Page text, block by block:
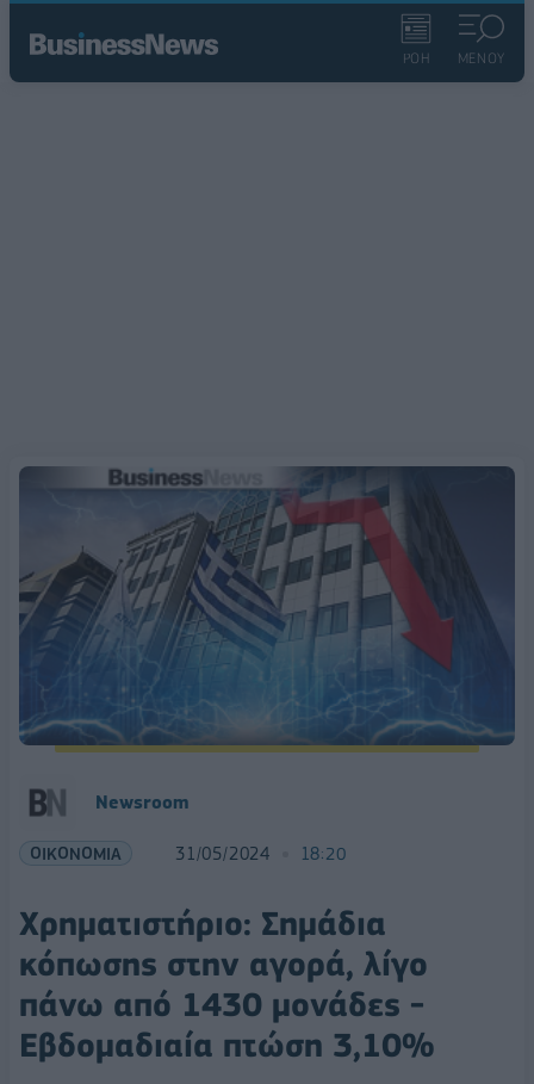
ΡΟΗ ΜΕΝΟΥ
Newsroom
ΟΙΚΟΝΟΜΙΑ 31/05/2024 18:20
Χρηματιστήριο: Σημάδια
κόπωσης στην αγορά, λίγο
πάνω από 1430 μονάδες -
Εβδομαδιαία πτώση 3,10%